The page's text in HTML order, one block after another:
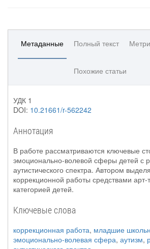
Метаданные Полный текст
Похожие статьи
УДК 1
DOI: 10.21661/r-562242
Аннотация
В работе рассматриваются ключевые
эмоционально-волевой сферы детей с
аутистического спектра. Автором
коррекционной работы средствами
категорией детей.
Ключевые слова
коррекционная работа, младшие
эмоционально-волевая сфера, аутизм,